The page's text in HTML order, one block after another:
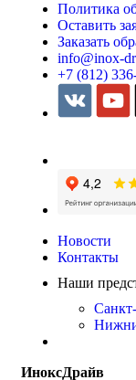
Политика
Оставить
Заказать
info@inox-
+7 (812)
Новости
Контакты
Наши
ИноксДрайв